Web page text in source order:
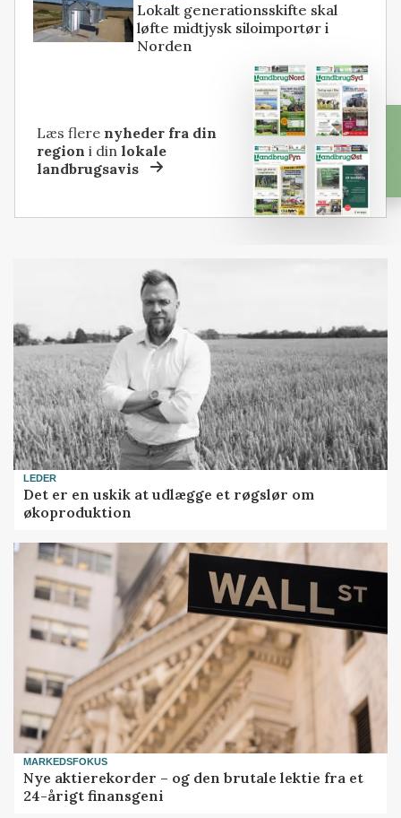
Lokalt generationsskifte skal
løfte midtjysk siloimportør i
Norden
Læs flere nyheder fra din
region i dinlokale
landbrugsavis
LEDER
Det er en uskik at udlægge et røgslør om
økoproduktion
MARKEDSFOKUS
Nye aktierekorder – og den brutale lektie fra et
24-årigt finansgeni